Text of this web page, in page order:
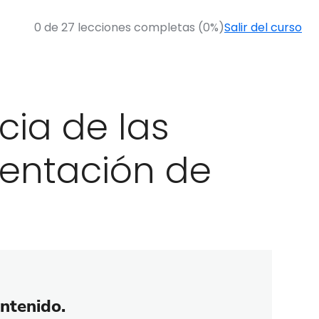
0 de 27 lecciones completas (0%)Salir del curso
de las
de